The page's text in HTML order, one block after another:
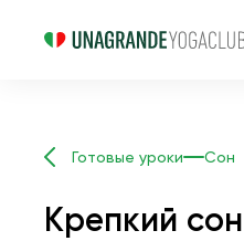
Готовые уроки Сон
Крепкий